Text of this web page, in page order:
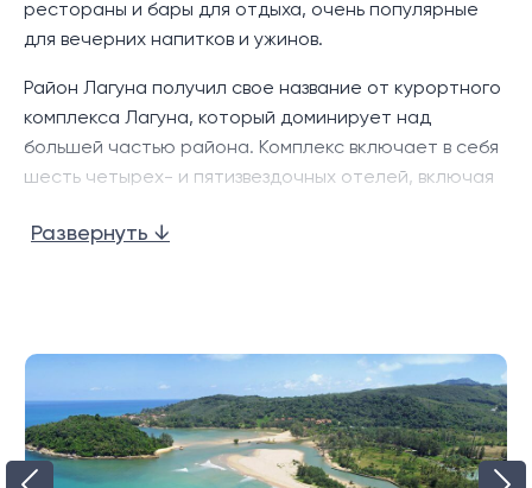
рестораны и бары для отдыха, очень популярные
для вечерних напитков и ужинов.
Район Лагуна получил свое название от курортного
комплекса Лагуна, который доминирует над
большей частью района. Комплекс включает в себя
шесть четырех- и пятизвездочных отелей, включая
поле для гольфа Laguna. Пляж с линиями казуарины,
курортов.
Этот район считается одним из лучших мест для
жизни на Пхукете вместе с прилегающим районом
Чернг Талай. В дополнение к пляжу Банг Тао,
Развернуть ↓